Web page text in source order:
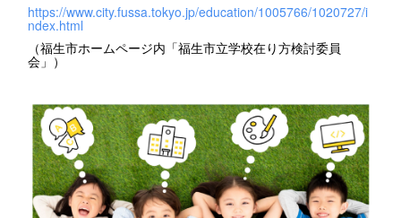
https://www.city.fussa.tokyo.jp/education/1005766/1020727/i
ndex.html
（福生市ホームページ内「福生市立学校在り方検討委員
会」）